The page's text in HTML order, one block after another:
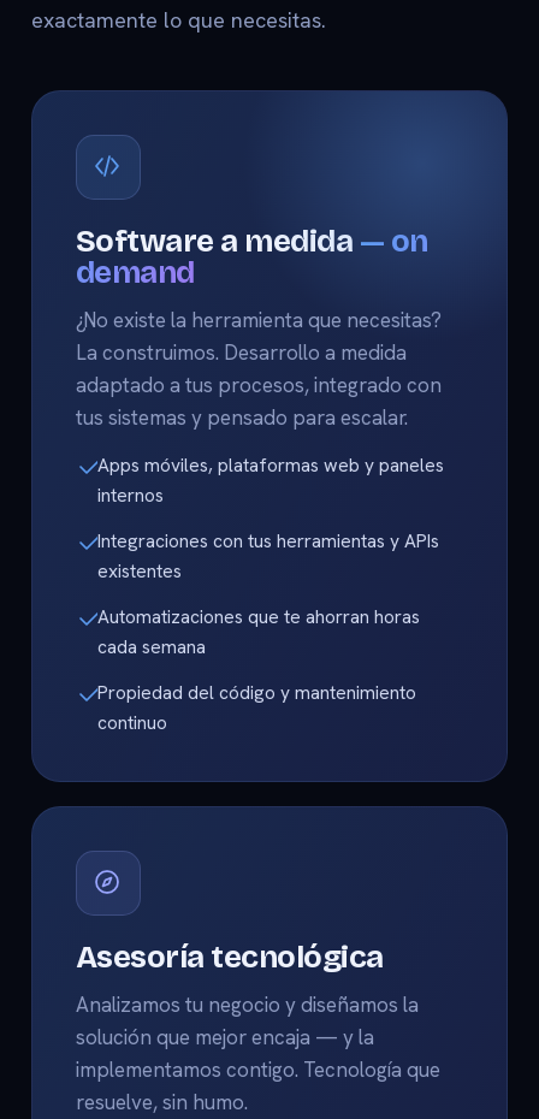
exactamente lo que necesitas.
Software a medida — on
demand
¿No existe la herramienta que necesitas?
La construimos. Desarrollo a medida
adaptado a tus procesos, integrado con
tus sistemas y pensado para escalar.
Apps móviles, plataformas web y paneles
internos
Integraciones con tus herramientas y APIs
existentes
Automatizaciones que te ahorran horas
cada semana
Propiedad del código y mantenimiento
continuo
Asesoría tecnológica
Analizamos tu negocio y diseñamos la
solución que mejor encaja — y la
implementamos contigo. Tecnología que
resuelve, sin humo.